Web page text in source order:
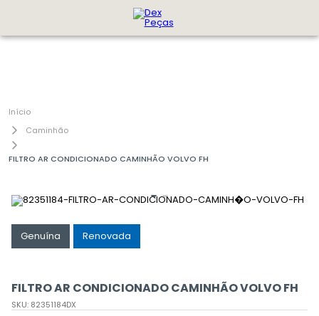
Caminhão
FILTRO AR CONDICIONADO CAMINHÃO VOLVO FH
Genuína Renovada
FILTRO AR CONDICIONADO CAMINHÃO VOLVO FH
SKU: 82351184DX